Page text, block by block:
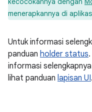
menerapkannya di
Untuk informasi
panduan holder status
informasi
lihat panduan lapisan UI.